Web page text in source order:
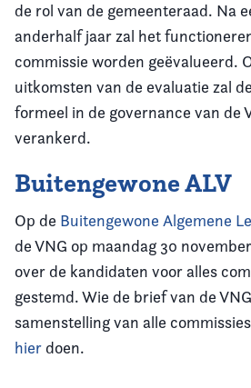
de rol van de gemeenteraad. Na
anderhalf jaar zal het
commissie worden geëvalueerd.
uitkomsten van de evaluatie zal
formeel in de governance van de
verankerd.
Buitengewone ALV
Op de Buitengewone Algemene
de VNG op maandag 30
over de kandidaten voor alles
gestemd. Wie de brief van de
samenstelling van alle
hier doen.